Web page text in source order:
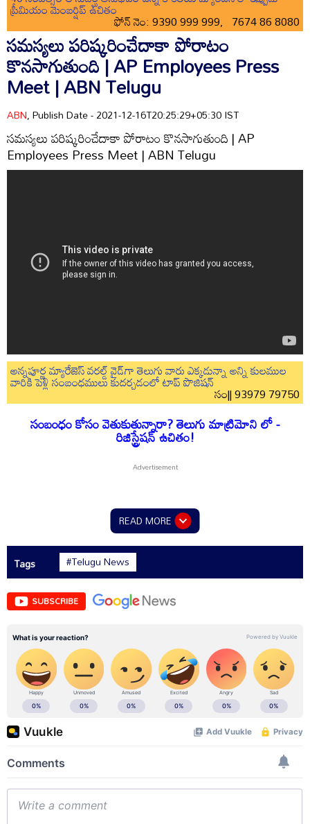
ప్రీమియం మెంబర్షిప్ ఉచితం
ఫోన్ నెం: 9390 999 999, 7674 86 8080
సమస్యలు పరిష్కరించేదాకా పోరాటం
కొనసాగుతుంది | AP Employees Press
Meet | ABN Telugu
ABN, Publish Date - 2021-12-16T20:25:29+05:30 IST
సమస్యలు పరిష్కరించేదాకా పోరాటం కొనసాగుతుంది | AP
Employees Press Meet | ABN Telugu
అన్నపూర్ణ మ్యారేజెస్ వరల్డ్ వైడ్‌గా తెలుగు వారు ఎక్కడున్నా అన్ని కులముల
వారికి పెళ్లి సంబంధములు కుదర్చడంలో టాప్ పొజిషన్
సం|| 93979 79750
సంబంధం కోసం వెతుకుతున్నారా? తెలుగు మాట్రిమోని లో -
రిజిస్ట్రేషన్ ఉచితం!
READ MORE
Tags #Telugu News
SUBSCRIBE